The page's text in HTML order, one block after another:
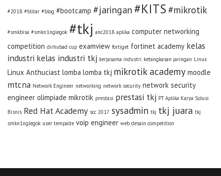
#2018 #blitar #blog #bootcamp #jaringan #KITS #mikrotik
#smkbisa #smkn1nglegok #tkj anc2018 aplika computer networking
competition dirhubad cup examview fortiget fortinet academy kelas
industri kelas industri tkj kerjasama industri ketangkasan jaringan Linux
Linux Anthuciast lomba lomba tkj mikrotik academy moodle
mtcna Network Engineer networking network security network security
engineer olimpiade mikrotik prestasi prestasi tkj PT Aplika Karya Solusi
Bisnis Red Hat Academy scc 2017 sysadmin tkj tkj juara tkj
smkn1nglegok user tempalte voip engineer web desain competition